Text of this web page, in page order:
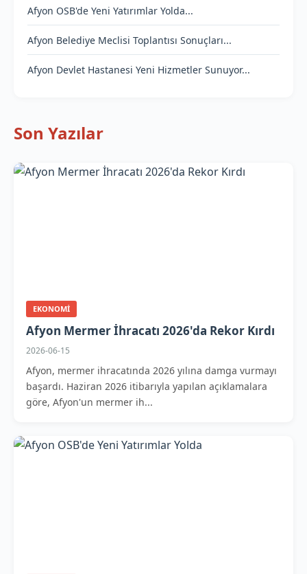
Afyon OSB'de Yeni Yatırımlar Yolda...
Afyon Belediye Meclisi Toplantısı Sonuçları...
Afyon Devlet Hastanesi Yeni Hizmetler Sunuyor...
Son Yazılar
EKONOMI
Afyon Mermer İhracatı 2026'da Rekor Kırdı
2026-06-15
Afyon, mermer ihracatında 2026 yılına damga vurmayı
başardı. Haziran 2026 itibarıyla yapılan açıklamalara
göre, Afyon'un mermer ih...